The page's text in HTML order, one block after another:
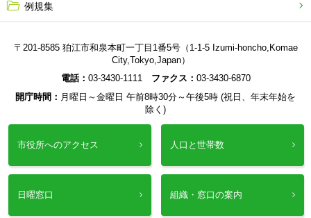
例規集
〒201-8585 狛江市和泉本町一丁目1番5号（1-1-5 Izumi-honcho,Komae
City,Tokyo,Japan）
電話： 03-3430-1111 ファクス： 03-3430-6870
開庁時間： 月曜日～金曜日 午前8時30分～午後5時 (祝日、年末年始を
除く)
市役所へのアクセス 人口と世帯数
日曜窓口 組織・窓口の案内